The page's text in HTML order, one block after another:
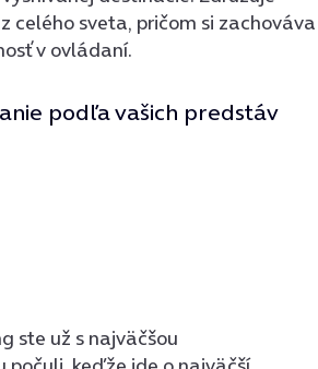
celého sveta, pričom si zachováva
v ovládaní.
podľa vašich predstáv
ste už s najväčšou